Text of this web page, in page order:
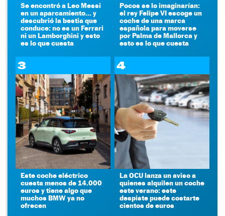
Se encontró a Leo Messi
en un aparcamiento... y
descubrió la bestia que
conduce: no es un Ferrari
ni un Lamborghini y esto
es lo que cuesta
Pocos se lo imaginarían:
el rey Felipe VI escoge un
coche de una marca
española para moverse
por Palma de Mallorca y
esto es lo que cuesta
3
Este coche eléctrico
cuesta menos de 14.000
euros y tiene algo que
muchos BMW ya no
ofrecen
4
La OCU lanza un aviso a
quienes alquilen un coche
este verano: este
despiste puede costarte
cientos de euros